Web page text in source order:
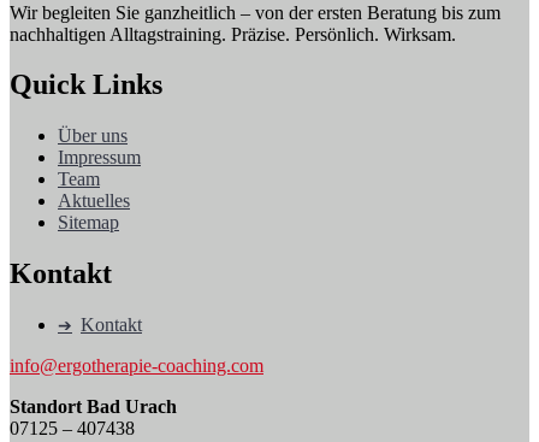
Wir begleiten Sie ganzheitlich – von der ersten Beratung bis zum
nachhaltigen Alltagstraining. Präzise. Persönlich. Wirksam.
Quick Links
Über uns
Impressum
Team
Aktuelles
Sitemap
Kontakt
Kontakt
info@ergotherapie-coaching.com
Standort Bad Urach
07125 – 407438